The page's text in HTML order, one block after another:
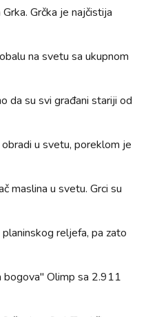
Grčka je najčistija
na svetu sa ukupnom
da su svi građani stariji od
u svetu, poreklom je
maslina u svetu. Grci su
reljefa, pa zato
bogova" Olimp sa 2.911